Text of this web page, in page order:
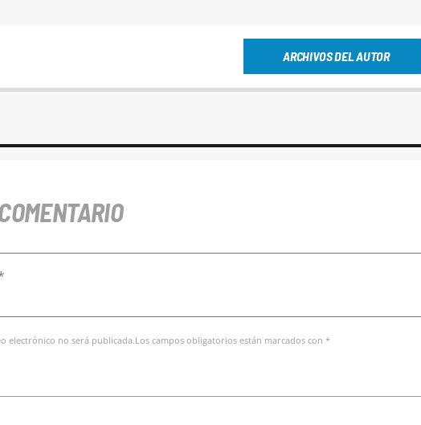
ARCHIVOS DEL AUTOR
electrónico no será publicada.Los campos obligatorios están marcados con *